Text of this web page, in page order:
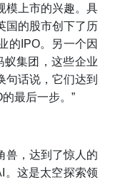
模上市的兴趣。具
国的股市创下了历
的IPO。另一个因
蚁集团，这些企业
句话说，它们达到
最后一步。”
兽，达到了惊人的
。这是太空探索领